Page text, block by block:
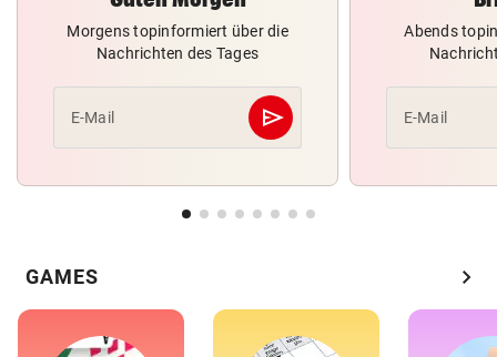
Morgens topinformiert über die
Nachrichten des Tages
E-Mail send
Abschicken
Abends
E-Mail
GAMES chevron_right